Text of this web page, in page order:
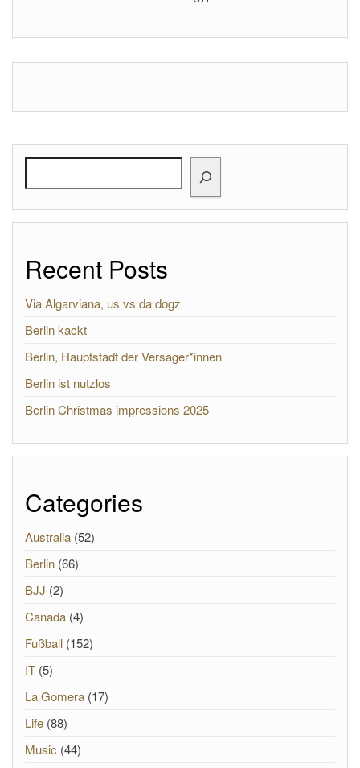
Recent Posts
Via Algarviana, us vs da dogz
Berlin kackt
Berlin, Hauptstadt der Versager*innen
Berlin ist nutzlos
Berlin Christmas impressions 2025
Categories
Australia (52)
Berlin (66)
BJJ (2)
Canada (4)
Fußball (152)
IT (5)
La Gomera (17)
Life (88)
Music (44)